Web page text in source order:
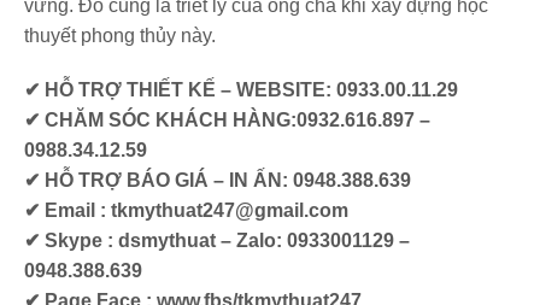
vững. Đó cũng là triết lý của ông cha khi xây dựng học
thuyết phong thủy này.
✔ HỖ TRỢ THIẾT KẾ – WEBSITE: 0933.00.11.29
✔ CHĂM SÓC KHÁCH HÀNG:0932.616.897 –
0988.34.12.59
✔ HỖ TRỢ BÁO GIÁ – IN ẤN: 0948.388.639
✔ Email : tkmythuat247@gmail.com
✔ Skype : dsmythuat – Zalo: 0933001129 –
0948.388.639
✔ Page Face : www.fbs/tkmythuat247